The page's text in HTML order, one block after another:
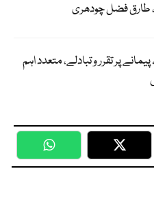
طارق فضل چودھری
پر تقرر و تبادلے، متعدد اہم
WhatsApp